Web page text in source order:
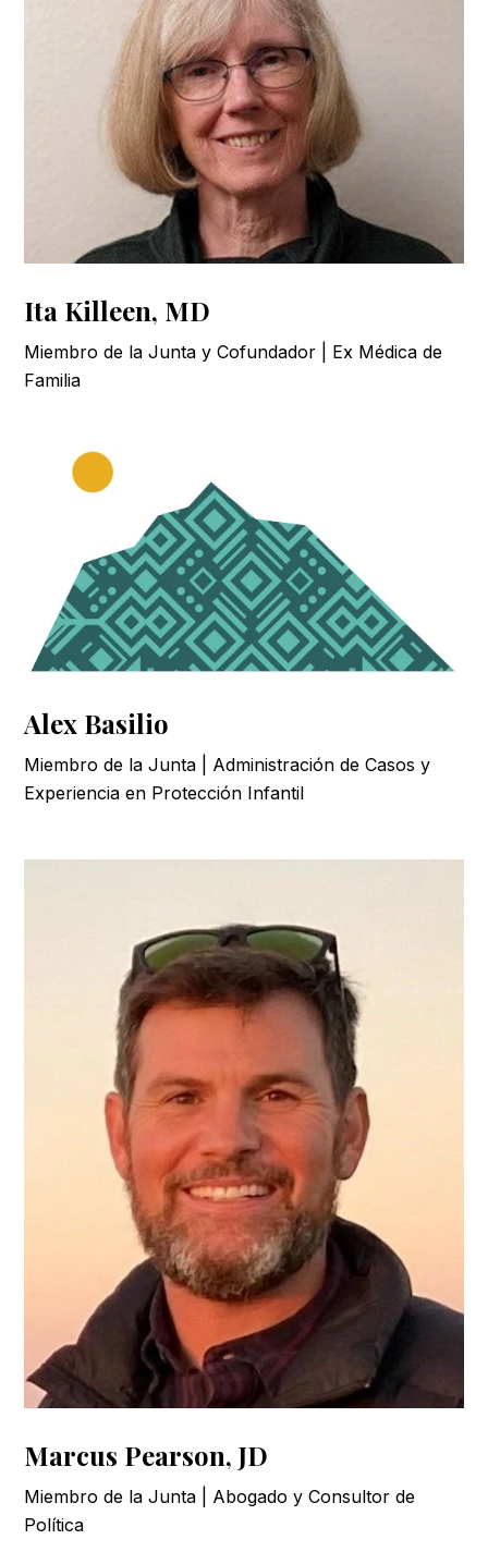
Ita Killeen, MD
Miembro de la Junta y Cofundador | Ex Médica de
Familia
Alex Basilio
Miembro de la Junta | Administración de Casos y
Experiencia en Protección Infantil
Marcus Pearson, JD
Miembro de la Junta | Abogado y Consultor de
Política